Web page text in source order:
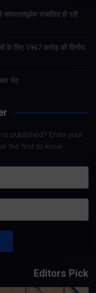
संचालित हो रही
के लिए 1967 करोड़ की वित्तीय
भेंट
published? Enter your
the first to know.
Editors Pick